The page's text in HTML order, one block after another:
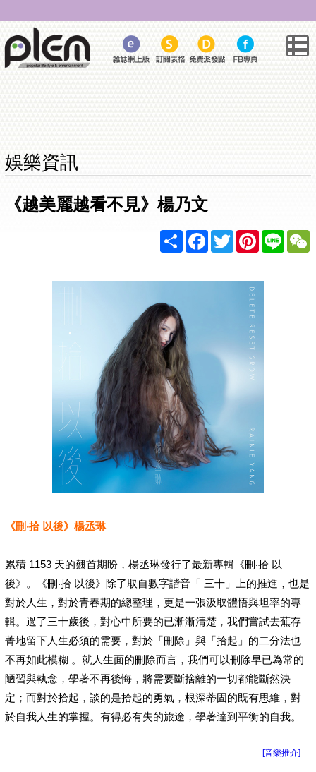
娛樂資訊
《越美麗越看不見》楊乃文
ShareFacebook
TwitterPinterest
Line
《刪‧拾 以後》楊丞琳
累積 1153 天的翹首期盼，楊丞琳發行了最新專輯《刪‧拾 以
後》。《刪‧拾 以後》除了取自數字諧音「 三十」上的推進，也是
對於人生，對於青春期的總整理，更是一張汲取體悟與坦率的專
輯。過了三十歲後，對心中所要的已漸漸清楚，我們嘗試去蕪存
菁地留下人生必須的需要，對於「刪除」與「拾起」的二分法也
不再如此模糊 。就人生面的刪除而言，我們可以刪除早已為常的
陋習與執念，學著不再後悔，將需要斷捨離的一切都能斷然決
定；而對於拾起，談的是拾起的勇氣，根深蒂固的既有思維，對
於自我人生的掌握。有得必有失的旅途，學著達到平衡的自我。
[音樂推介]